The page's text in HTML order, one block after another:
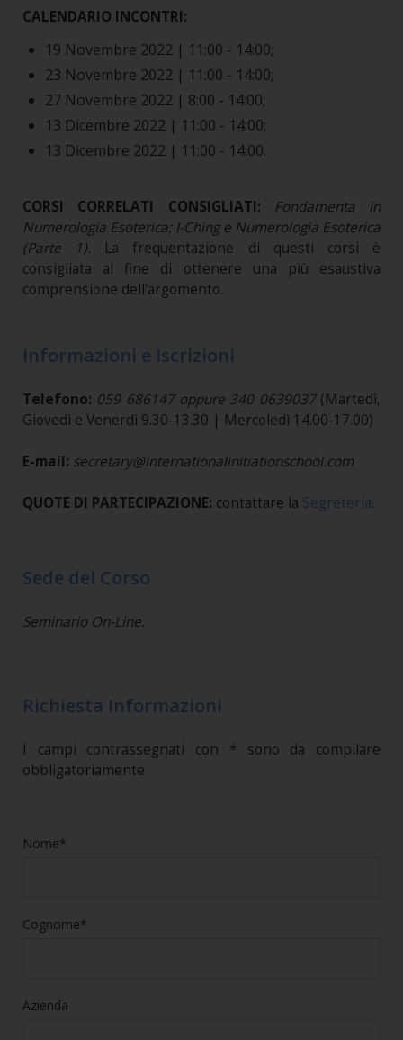
CALENDARIO INCONTRI:
19 Novembre 2022 | 11:00 - 14:00;
23 Novembre 2022 | 11:00 - 14:00;
27 Novembre 2022 | 8:00 - 14:00;
13 Dicembre 2022 | 11:00 - 14:00;
13 Dicembre 2022 | 11:00 - 14:00.
CORSI CORRELATI CONSIGLIATI:
Fondamenta in
Numerologia Esoterica; I-Ching e Numerologia Esoterica
(Parte 1). La frequentazione di questi corsi è
consigliata al fine di ottenere una più esaustiva
comprensione dell'argomento.
Informazioni e Iscrizioni
Telefono: 059 686147 oppure 340 0639037(Martedì,
Giovedì e Venerdì 9.30-13.30 | Mercoledì 14.00-17.00)
E-mail: secretary@internationalinitiationschool.com
QUOTE DI PARTECIPAZIONE: contattare la Segreteria.
Sede del Corso
Seminario On-Line.
Richiesta Informazioni
I campi contrassegnati con * sono da compilare
obbligatoriamente
Nome*
Cognome*
Azienda